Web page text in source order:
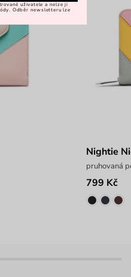
Nightie
pruhovaná
799 Kč
uživatele a nelze ji
Odběr newsletteru lze